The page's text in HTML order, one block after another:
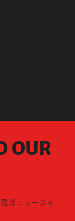
OUR
新ニュースを